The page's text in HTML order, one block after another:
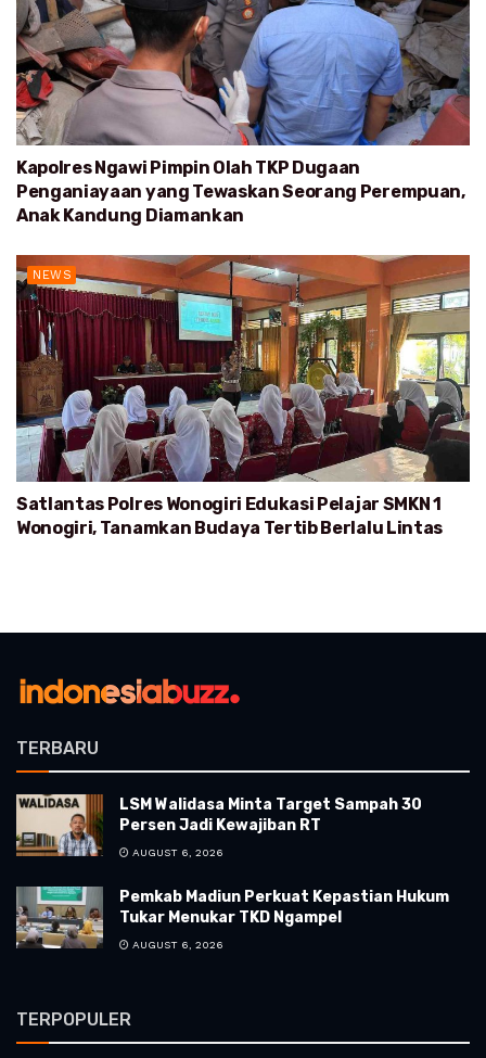
Kapolres Ngawi Pimpin Olah TKP Dugaan
Penganiayaan yang Tewaskan Seorang Perempuan,
Anak Kandung Diamankan
NEWS
Satlantas Polres Wonogiri Edukasi Pelajar SMKN 1
Wonogiri, Tanamkan Budaya Tertib Berlalu Lintas
TERBARU
LSM Walidasa Minta Target Sampah 30
Persen Jadi Kewajiban RT
AUGUST 6, 2026
Pemkab Madiun Perkuat Kepastian Hukum
Tukar Menukar TKD Ngampel
AUGUST 6, 2026
TERPOPULER